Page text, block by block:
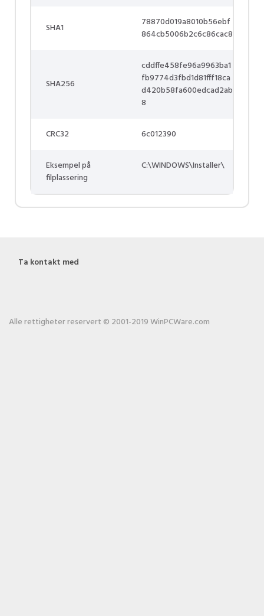
SHA1
78870d019a8010b56ebf
864cb5006b2c6c86cac8
SHA256
cddffe458fe96a9963ba1
fb9774d3fbd1d81fff18ca
d420b58fa600edcad2ab
8
CRC32 6c012390
Eksempel på
filplassering
C:\WINDOWS\Installer\
Ta kontakt med
Alle rettigheter reservert © 2001-2019 WinPCWare.com